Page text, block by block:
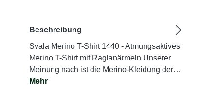
Beschreibung
Svala Merino T-Shirt 1440 - Atmungsaktives
Merino T-Shirt mit Raglanärmeln Unserer
Meinung nach ist die Merino-Kleidung der…
Mehr